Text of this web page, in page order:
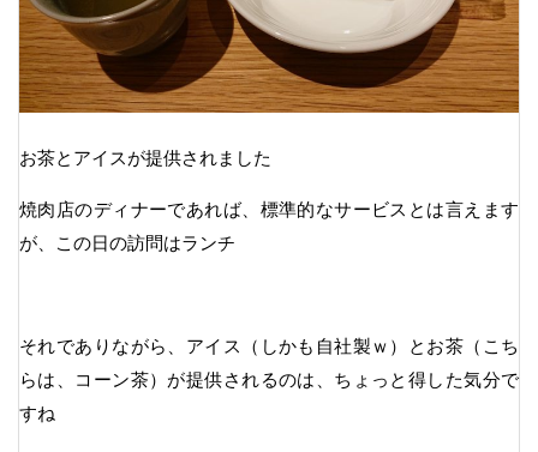
お茶とアイスが提供されました
焼肉店のディナーであれば、標準的なサービスとは言えます
が、この日の訪問はランチ
それでありながら、アイス（しかも自社製ｗ）とお茶（こち
らは、コーン茶）が提供されるのは、ちょっと得した気分で
すね